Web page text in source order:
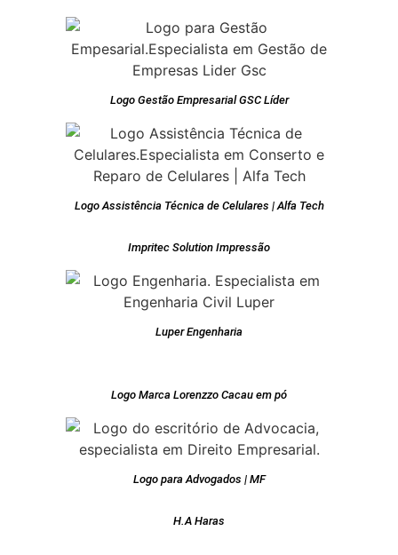
Logo Gestão Empresarial GSC Líder
Logo Assistência Técnica de Celulares | Alfa Tech
Impritec Solution Impressão
Luper Engenharia
Logo Marca Lorenzzo Cacau em pó
Logo para Advogados | MF
H.A Haras